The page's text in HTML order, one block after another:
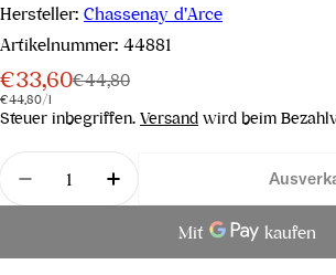
Hersteller: Chassenay d'Arce
Artikelnummer: 44881
Verkaufspreis
€33,60
Regulärer
Preis
€44,80
Stückpreis
€44,80/pro
l
Steuer inbegriffen. Versand wird beim
Menge
Menge für Cuvée Origine Extra
Menge für Cuvée